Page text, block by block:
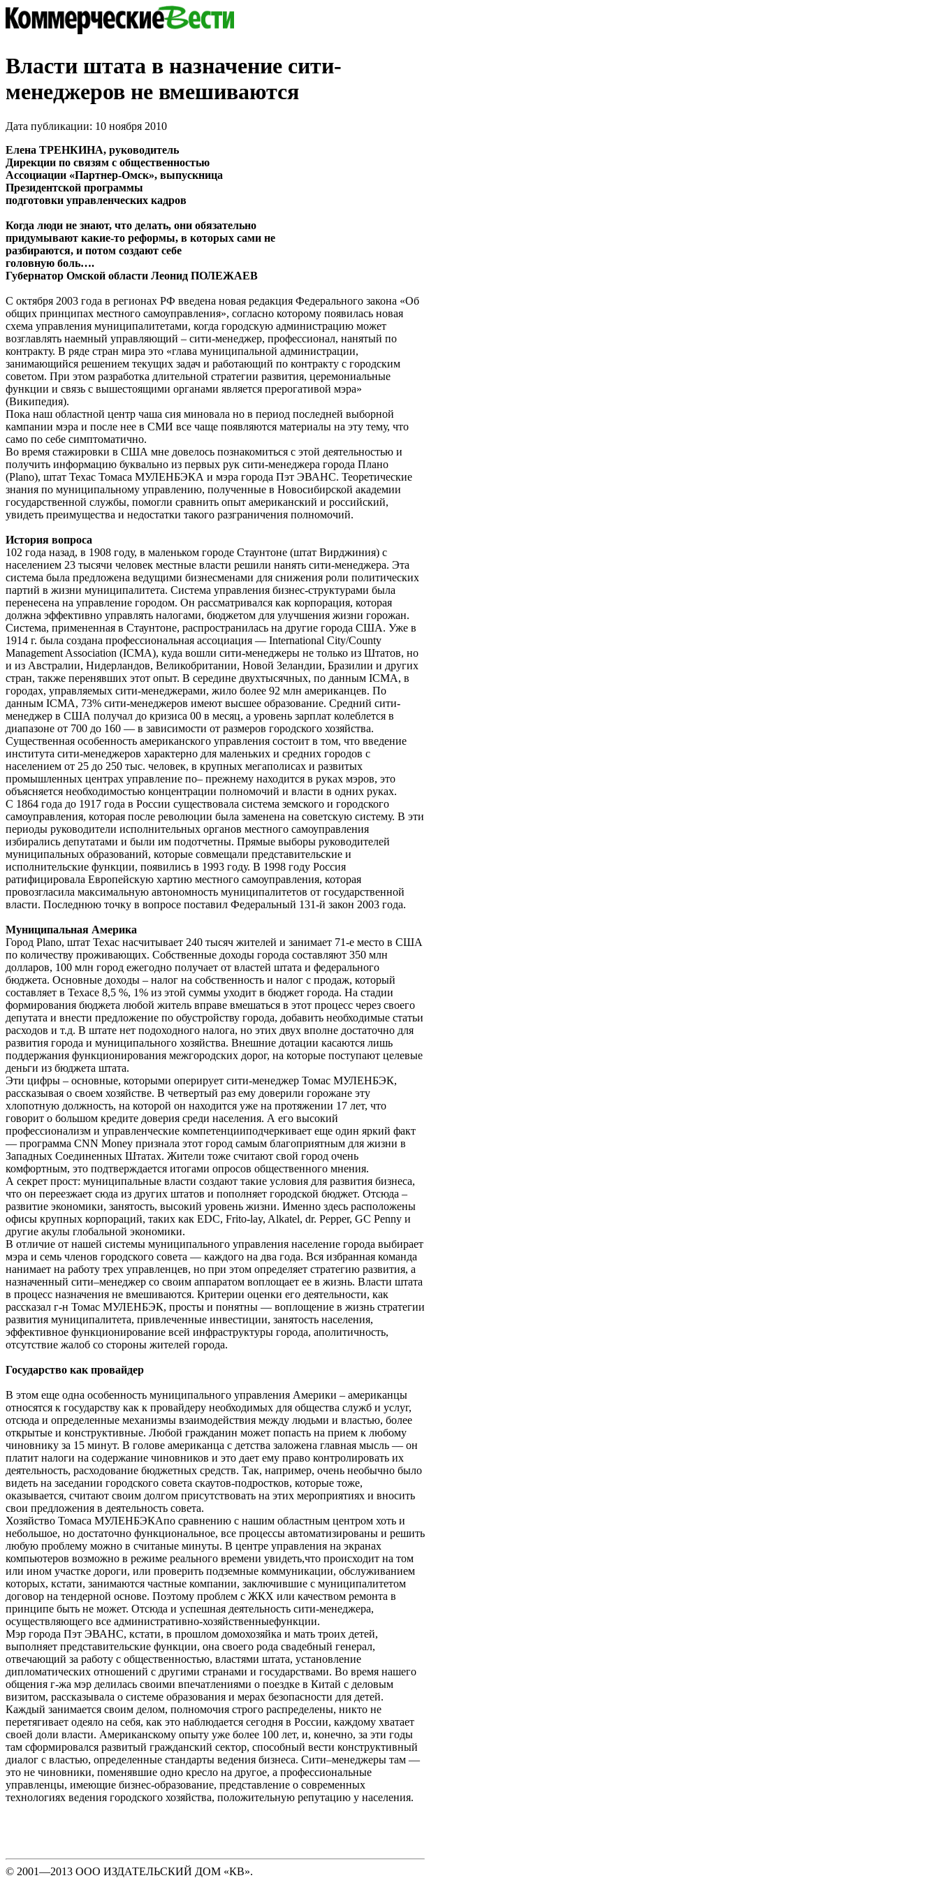
Власти штата в назначение сити-
менеджеров не вмешиваются
Дата публикации: 10 ноября 2010
Елена ТРЕНКИНА, руководитель
Дирекции по связям с общественностью
Ассоциации «Партнер-Омск», выпускница
Президентской программы
подготовки управленческих кадров
Когда люди не знают, что делать, они обязательно
придумывают какие-то реформы, в которых сами не
разбираются, и потом создают себе
головную боль….
Губернатор Омской области Леонид ПОЛЕЖАЕВ
С октября 2003 года в регионах РФ введена новая редакция Федерального закона «Об
общих принципах местного самоуправления», согласно которому появилась новая
схема управления муниципалитетами, когда городскую администрацию может
возглавлять наемный управляющий – сити-менеджер, профессионал, нанятый по
контракту. В ряде стран мира это «глава муниципальной администрации,
занимающийся решением текущих задач и работающий по контракту с городским
советом. При этом разработка длительной стратегии развития, церемониальные
функции и связь с вышестоящими органами является прерогативой мэра»
(Википедия).
Пока наш областной центр чаша сия миновала но в период последней выборной
кампании мэра и после нее в СМИ все чаще появляются материалы на эту тему, что
само по себе симптоматично.
Во время стажировки в США мне довелось познакомиться с этой деятельностью и
получить информацию буквально из первых рук сити-менеджера города Плано
(Plano), штат Техас Томаса МУЛЕНБЭКА и мэра города Пэт ЭВАНС. Теоретические
знания по муниципальному управлению, полученные в Новосибирской академии
государственной службы, помогли сравнить опыт американский и российский,
увидеть преимущества и недостатки такого разграничения полномочий.
История вопроса
102 года назад, в 1908 году, в маленьком городе Стаунтоне (штат Вирджиния) с
населением 23 тысячи человек местные власти решили нанять сити-менеджера. Эта
система была предложена ведущими бизнесменами для снижения роли политических
партий в жизни муниципалитета. Система управления бизнес-структурами была
перенесена на управление городом. Он рассматривался как корпорация, которая
должна эффективно управлять налогами, бюджетом для улучшения жизни горожан.
Система, примененная в Стаунтоне, распространилась на другие города США. Уже в
1914 г. была создана профессиональная ассоциация — International City/County
Management Association (ICMA), куда вошли сити-менеджеры не только из Штатов, но
и из Австралии, Нидерландов, Великобритании, Новой Зеландии, Бразилии и других
стран, также перенявших этот опыт. В середине двухтысячных, по данным ICMA, в
городах, управляемых сити-менеджерами, жило более 92 млн американцев. По
данным ICMA, 73% сити-менеджеров имеют высшее образование. Средний сити-
менеджер в США получал до кризиса 00 в месяц, а уровень зарплат колеблется в
диапазоне от 700 до 160 — в зависимости от размеров городского хозяйства.
Существенная особенность американского управления состоит в том, что введение
института сити-менеджеров характерно для маленьких и средних городов с
населением от 25 до 250 тыс. человек, в крупных мегаполисах и развитых
промышленных центрах управление по– прежнему находится в руках мэров, это
объясняется необходимостью концентрации полномочий и власти в одних руках.
С 1864 года до 1917 года в России существовала система земского и городского
самоуправления, которая после революции была заменена на советскую систему. В эти
периоды руководители исполнительных органов местного самоуправления
избирались депутатами и были им подотчетны. Прямые выборы руководителей
муниципальных образований, которые совмещали представительские и
исполнительские функции, появились в 1993 году. В 1998 году Россия
ратифицировала Европейскую хартию местного самоуправления, которая
провозгласила максимальную автономность муниципалитетов от государственной
власти. Последнюю точку в вопросе поставил Федеральный 131-й закон 2003 года.
Муниципальная Америка
Город Plano, штат Техас насчитывает 240 тысяч жителей и занимает 71-е место в США
по количеству проживающих. Собственные доходы города составляют 350 млн
долларов, 100 млн город ежегодно получает от властей штата и федерального
бюджета. Основные доходы – налог на собственность и налог с продаж, который
составляет в Техасе 8,5 %, 1% из этой суммы уходит в бюджет города. На стадии
формирования бюджета любой житель вправе вмешаться в этот процесс через своего
депутата и внести предложение по обустройству города, добавить необходимые статьи
расходов и т.д. В штате нет подоходного налога, но этих двух вполне достаточно для
развития города и муниципального хозяйства. Внешние дотации касаются лишь
поддержания функционирования межгородских дорог, на которые поступают целевые
деньги из бюджета штата.
Эти цифры – основные, которыми оперирует сити-менеджер Томас МУЛЕНБЭК,
рассказывая о своем хозяйстве. В четвертый раз ему доверили горожане эту
хлопотную должность, на которой он находится уже на протяжении 17 лет, что
говорит о большом кредите доверия среди населения. А его высокий
профессионализм и управленческие компетенцииподчеркивает еще один яркий факт
— программа CNN Money признала этот город самым благоприятным для жизни в
Западных Соединенных Штатах. Жители тоже считают свой город очень
комфортным, это подтверждается итогами опросов общественного мнения.
А секрет прост: муниципальные власти создают такие условия для развития бизнеса,
что он переезжает сюда из других штатов и пополняет городской бюджет. Отсюда –
развитие экономики, занятость, высокий уровень жизни. Именно здесь расположены
офисы крупных корпораций, таких как EDC, Frito-lay, Alkatel, dr. Pepper, GC Penny и
другие акулы глобальной экономики.
В отличие от нашей системы муниципального управления население города выбирает
мэра и семь членов городского совета — каждого на два года. Вся избранная команда
нанимает на работу трех управленцев, но при этом определяет стратегию развития, а
назначенный сити–менеджер со своим аппаратом воплощает ее в жизнь. Власти штата
в процесс назначения не вмешиваются. Критерии оценки его деятельности, как
рассказал г-н Томас МУЛЕНБЭК, просты и понятны — воплощение в жизнь стратегии
развития муниципалитета, привлеченные инвестиции, занятость населения,
эффективное функционирование всей инфраструктуры города, аполитичность,
отсутствие жалоб со стороны жителей города.
Государство как провайдер
В этом еще одна особенность муниципального управления Америки – американцы
относятся к государству как к провайдеру необходимых для общества служб и услуг,
отсюда и определенные механизмы взаимодействия между людьми и властью, более
открытые и конструктивные. Любой гражданин может попасть на прием к любому
чиновнику за 15 минут. В голове американца с детства заложена главная мысль — он
платит налоги на содержание чиновников и это дает ему право контролировать их
деятельность, расходование бюджетных средств. Так, например, очень необычно было
видеть на заседании городского совета скаутов-подростков, которые тоже,
оказывается, считают своим долгом присутствовать на этих мероприятиях и вносить
свои предложения в деятельность совета.
Хозяйство Томаса МУЛЕНБЭКАпо сравнению с нашим областным центром хоть и
небольшое, но достаточно функциональное, все процессы автоматизированы и решить
любую проблему можно в считаные минуты. В центре управления на экранах
компьютеров возможно в режиме реального времени увидеть,что происходит на том
или ином участке дороги, или проверить подземные коммуникации, обслуживанием
которых, кстати, занимаются частные компании, заключившие с муниципалитетом
договор на тендерной основе. Поэтому проблем с ЖКХ или качеством ремонта в
принципе быть не может. Отсюда и успешная деятельность сити-менеджера,
осуществляющего все административно-хозяйственныефункции.
Мэр города Пэт ЭВАНС, кстати, в прошлом домохозяйка и мать троих детей,
выполняет представительские функции, она своего рода свадебный генерал,
отвечающий за работу с общественностью, властями штата, установление
дипломатических отношений с другими странами и государствами. Во время нашего
общения г-жа мэр делилась своими впечатлениями о поездке в Китай с деловым
визитом, рассказывала о системе образования и мерах безопасности для детей.
Каждый занимается своим делом, полномочия строго распределены, никто не
перетягивает одеяло на себя, как это наблюдается сегодня в России, каждому хватает
своей доли власти. Американскому опыту уже более 100 лет, и, конечно, за эти годы
там сформировался развитый гражданский сектор, способный вести конструктивный
диалог с властью, определенные стандарты ведения бизнеса. Сити–менеджеры там —
это не чиновники, поменявшие одно кресло на другое, а профессиональные
управленцы, имеющие бизнес-образование, представление о современных
технологиях ведения городского хозяйства, положительную репутацию у населения.
© 2001—2013 ООО ИЗДАТЕЛЬСКИЙ ДОМ «КВ».